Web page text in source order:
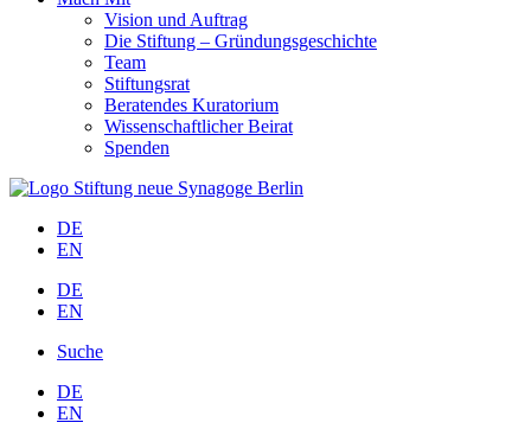
Vision und Auftrag
Die Stiftung – Gründungsgeschichte
Team
Stiftungsrat
Beratendes Kuratorium
Wissenschaftlicher Beirat
Spenden
DE
EN
DE
EN
Suche
DE
EN